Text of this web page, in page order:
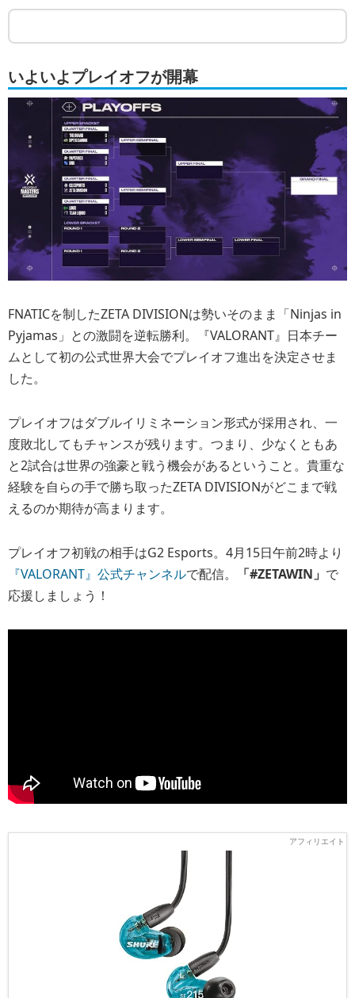
いよいよプレイオフが開幕
FNATICを制したZETA DIVISIONは勢いそのまま「Ninjas in
Pyjamas」との激闘を逆転勝利。『VALORANT』日本チー
ムとして初の公式世界大会でプレイオフ進出を決定させま
した。
プレイオフはダブルイリミネーション形式が採用され、一
度敗北してもチャンスが残ります。つまり、少なくともあ
と2試合は世界の強豪と戦う機会があるということ。貴重な
経験を自らの手で勝ち取ったZETA DIVISIONがどこまで戦
えるのか期待が高まります。
プレイオフ初戦の相手はG2 Esports。4月15日午前2時より
『VALORANT』公式チャンネルで配信。 「#ZETAWIN」 で
応援しましょう！